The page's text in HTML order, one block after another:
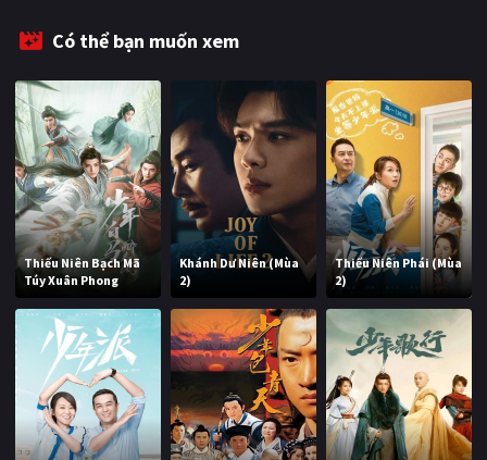
Có thể bạn muốn xem
Thiếu Niên Bạch Mã
Túy Xuân Phong
Khánh Dư Niên (Mùa
2)
Thiếu Niên Phái (Mùa
2)